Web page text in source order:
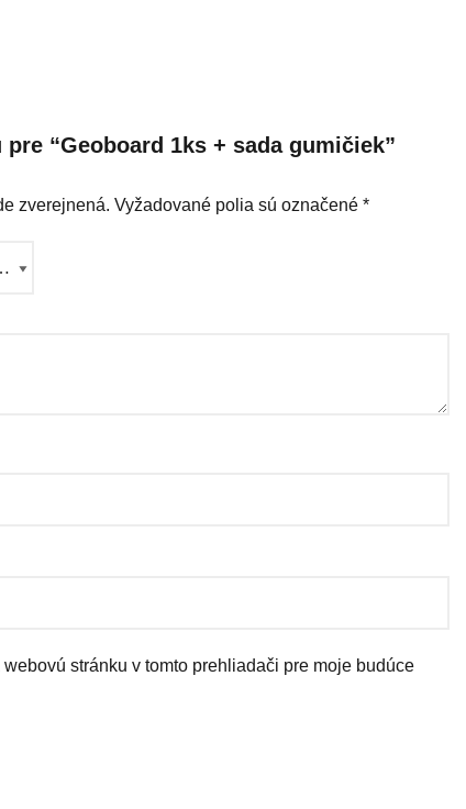
“Geoboard 1ks + sada gumičiek”
zverejnená. Vyžadované polia sú označené *
stránku v tomto prehliadači pre moje budúce